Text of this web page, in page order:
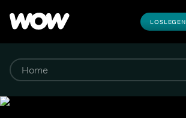
LOSLEGEN